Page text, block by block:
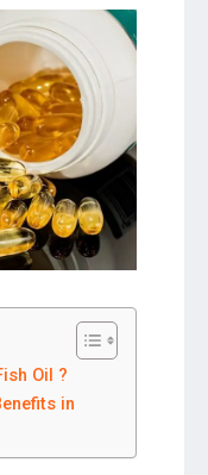
Oil ?
in